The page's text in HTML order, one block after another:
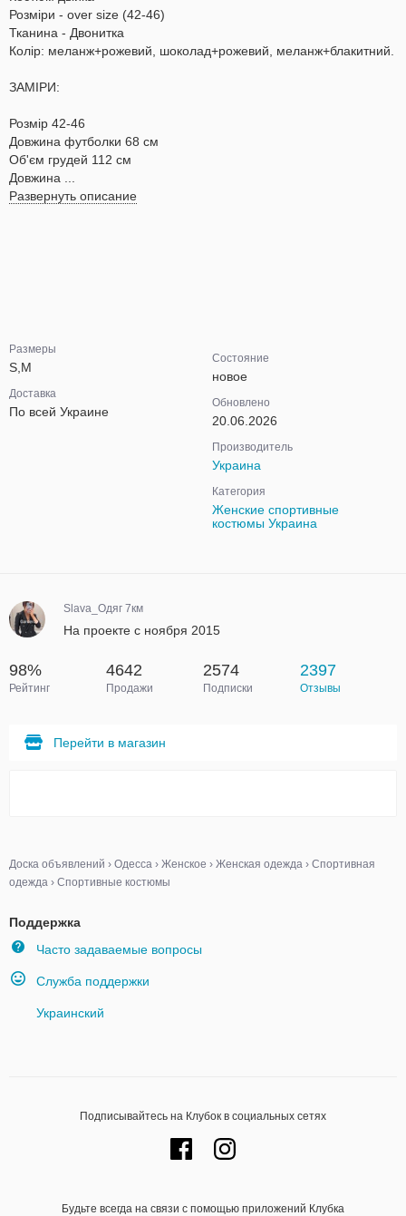
Розміри - over size (42-46)
Тканина - Двонитка
Колір: меланж+рожевий, шоколад+рожевий, меланж+блакитний.
ЗАМІРИ:
Розмір 42-46
Довжина футболки 68 см
Об'єм грудей 112 см
Довжина ...
Развернуть описание
Размеры
S,M
Доставка
По всей Украине
Состояние
новое
Обновлено
20.06.2026
Производитель
Украина
Категория
Женские спортивные
костюмы Украина
Slava_Одяг 7км
На проекте с ноября 2015
98%
Рейтинг
4642
Продажи
2574
Подписки
2397
Отзывы
Перейти в магазин
Доска объявлений › Одесса › Женское › Женская одежда › Спортивная
одежда › Спортивные костюмы
Поддержка
Часто задаваемые вопросы
Служба поддержки
Украинский
Подписывайтесь на Клубок в социальных сетях
Будьте всегда на связи с помощью приложений Клубка